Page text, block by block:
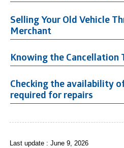
Selling Your Old Vehicle
Merchant
Knowing the Cancellation
Checking the availability
required for repairs
Last update : June 9, 2026